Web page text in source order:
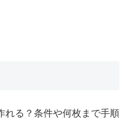
れる？条件や何枚まで手順